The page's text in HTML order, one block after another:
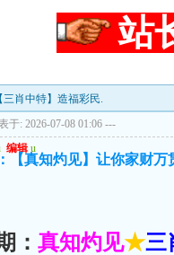
站
肖中特】造福彩民.
于: 2026-07-08 01:06 ---
编辑 u
【真知灼见】让你家财
： 真知灼见★三